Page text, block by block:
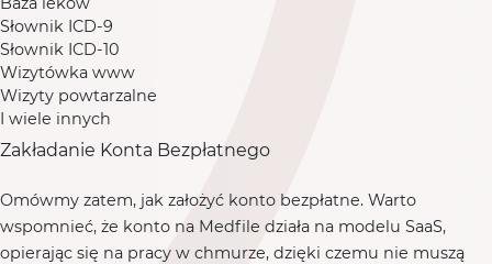
Słownik ICD-9
Słownik ICD-10
Wizytówka www
Wizyty powtarzalne
I wiele innych
Zakładanie Konta Bezpłatnego
Omówmy zatem, jak założyć konto bezpłatne. Warto
wspomnieć, że konto na Medfile działa na modelu SaaS,
opierając się na pracy w chmurze, dzięki czemu nie muszą